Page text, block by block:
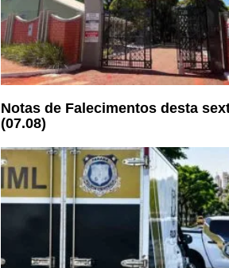
Notas de Falecimentos desta
(07.08)